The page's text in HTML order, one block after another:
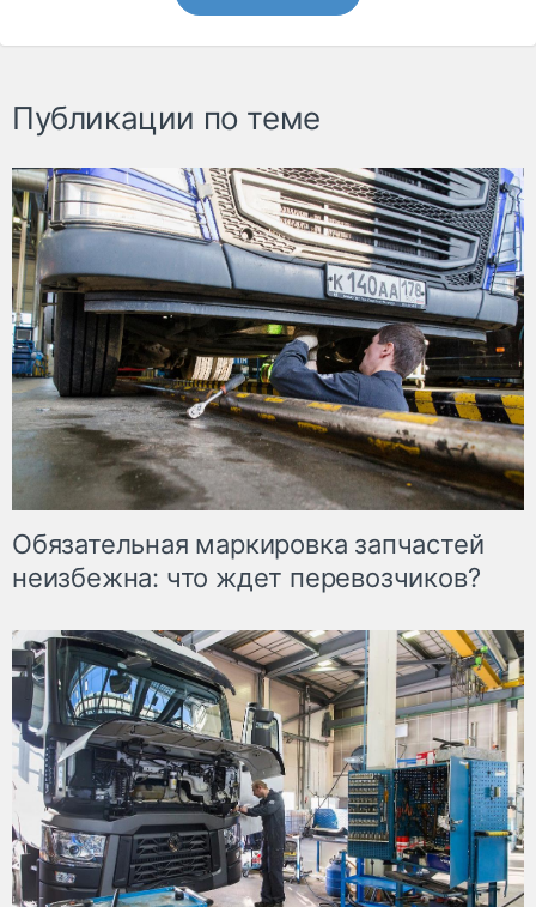
Публикации по теме
Обязательная маркировка запчастей
неизбежна: что ждет перевозчиков?